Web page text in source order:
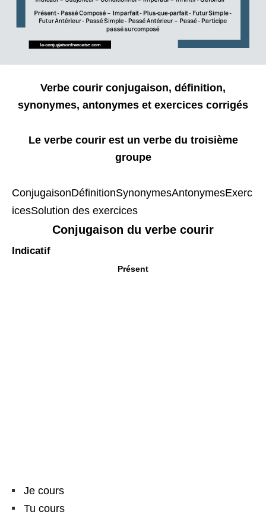
Verbe courir conjugaison, définition,
synonymes, antonymes et exercices corrigés
Le verbe courir est un verbe du troisième
groupe
ConjugaisonDéfinitionSynonymesAntonymesExerc
icesSolution des exercices
Conjugaison du verbe courir
Indicatif
Présent
Je cours
Tu cours